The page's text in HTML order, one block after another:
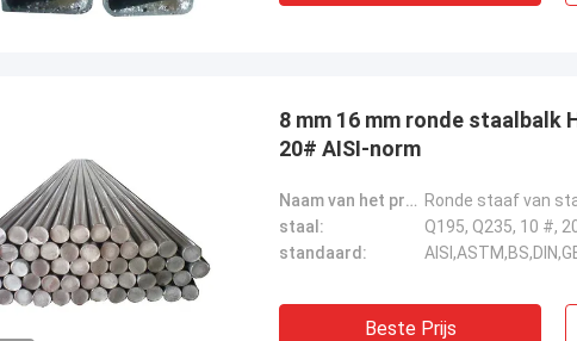
8 mm 16 mm ronde
20# AISI-norm
Naam van het product: Ronde staaf van
staal:
Q195, Q235, 10 #,
standaard:
Beste Prijs